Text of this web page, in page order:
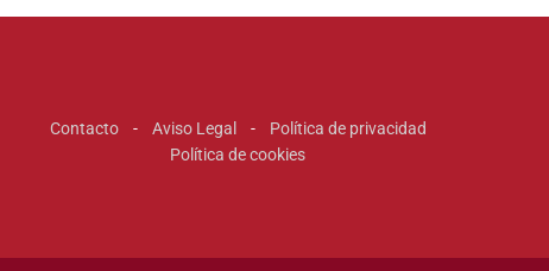
Contacto- Aviso Legal - Política de privacidad
Política de cookies